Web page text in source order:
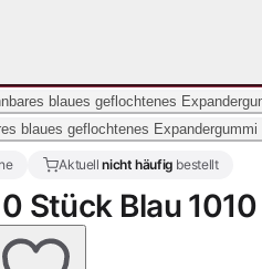
Aktuellnicht häufig bestellt
Stück Blau